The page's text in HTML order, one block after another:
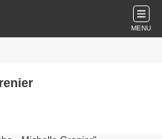
MENU